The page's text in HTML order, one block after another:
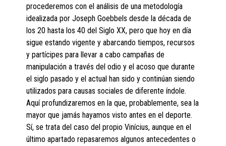
procederemos con el análisis de una metodología
idealizada por Joseph Goebbels desde la década de
los 20 hasta los 40 del Siglo XX, pero que hoy en día
sigue estando vigente y abarcando tiempos, recursos
y partícipes para llevar a cabo campañas de
manipulación a través del odio y el acoso que durante
el siglo pasado y el actual han sido y continúan siendo
utilizados para causas sociales de diferente índole.
Aquí profundizaremos en la que, probablemente, sea la
mayor que jamás hayamos visto antes en el deporte.
Sí, se trata del caso del propio Vinícius, aunque en el
último apartado repasaremos algunos antecedentes o